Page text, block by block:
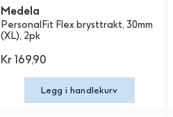
Medela
PersonalFit Flex brysttrakt, 30mm
(XL), 2pk
Kr 169,90
Legg i handlekurv